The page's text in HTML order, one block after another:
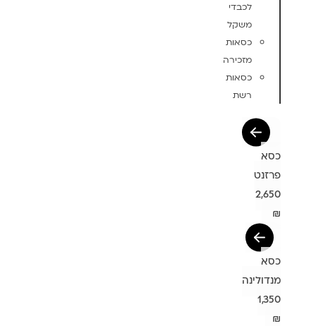
לכבדי
משקל
כסאות
מזכירה
כסאות
רשת
כסא
פרזנט
2,650
₪
כסא
מנדולינה
1,350
₪